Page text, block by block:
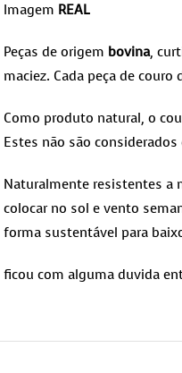
Imagem REAL
Peças de origem bovina,
maciez. Cada peça de
Como produto natural, o
Estes não são
Naturalmente resistentes a
colocar no sol e vento
forma sustentável para
ficou com alguma duvida